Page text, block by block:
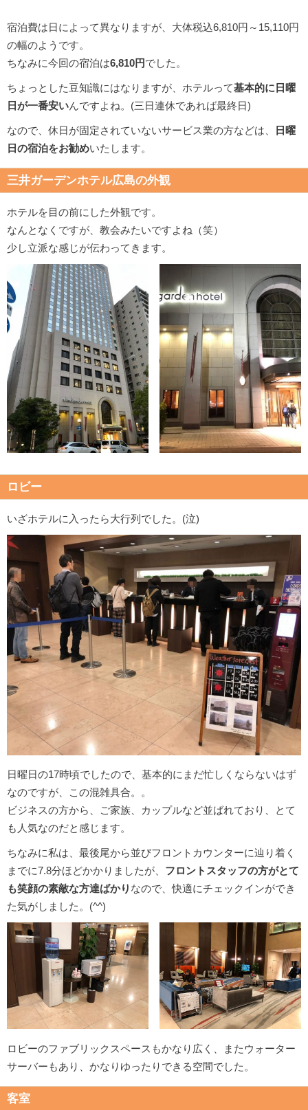
宿泊費は日によって異なりますが、大体税込6,810円～15,110円
の幅のようです。
ちなみに今回の宿泊は6,810円でした。
ちょっとした豆知識にはなりますが、ホテルって基本的に日曜
日が一番安いんですよね。(三日連休であれば最終日)
なので、休日が固定されていないサービス業の方などは、
日曜
日の宿泊をお勧めいたします。
三井ガーデンホテル広島の外観
ホテルを目の前にした外観です。
なんとなくですが、教会みたいですよね（笑）
少し立派な感じが伝わってきます。
ロビー
いざホテルに入ったら大行列でした。(泣)
日曜日の17時頃でしたので、基本的にまだ忙しくならないはず
なのですが、この混雑具合。。
ビジネスの方から、ご家族、カップルなど並ばれており、とて
も人気なのだと感じます。
ちなみに私は、最後尾から並びフロントカウンターに辿り着く
までに7.8分ほどかかりましたが、 フロントスタッフの方がとて
も笑顔の素敵な方達ばかり なので、快適にチェックインができ
た気がしました。(^^)
ロビーのファブリックスペースもかなり広く、またウォーター
サーバーもあり、かなりゆったりできる空間でした。
客室